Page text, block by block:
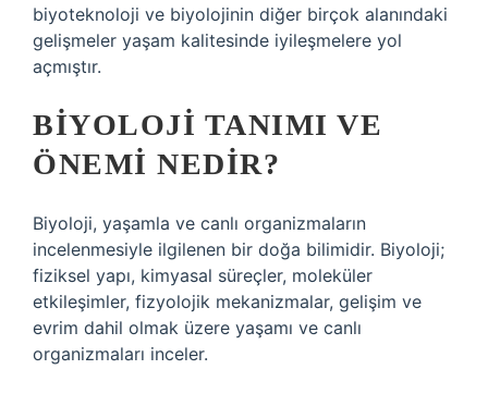
biyoteknoloji ve biyolojinin diğer birçok alanındaki
gelişmeler yaşam kalitesinde iyileşmelere yol
açmıştır.
BIYOLOJI TANIMI VE
ÖNEMI NEDIR?
Biyoloji, yaşamla ve canlı organizmaların
incelenmesiyle ilgilenen bir doğa bilimidir. Biyoloji;
fiziksel yapı, kimyasal süreçler, moleküler
etkileşimler, fizyolojik mekanizmalar, gelişim ve
evrim dahil olmak üzere yaşamı ve canlı
organizmaları inceler.